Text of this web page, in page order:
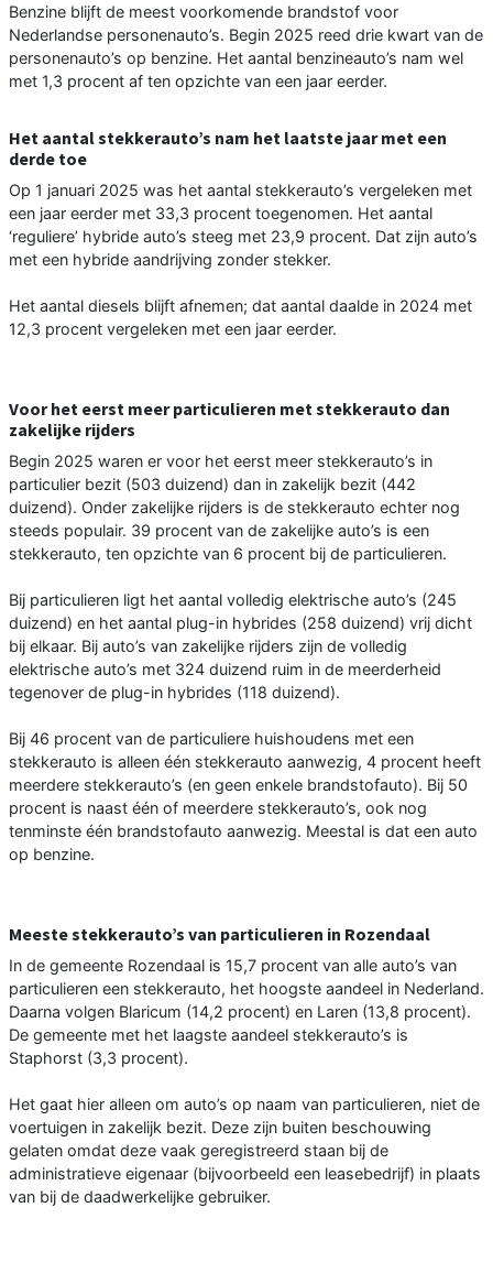
Benzine blijft de meest voorkomende brandstof voor
Nederlandse personenauto’s. Begin 2025 reed drie kwart van de
personenauto’s op benzine. Het aantal benzineauto’s nam wel
met 1,3 procent af ten opzichte van een jaar eerder.
Het aantal stekkerauto’s nam het laatste jaar met een
derde toe
Op 1 januari 2025 was het aantal stekkerauto’s vergeleken met
een jaar eerder met 33,3 procent toegenomen. Het aantal
‘reguliere’ hybride auto’s steeg met 23,9 procent. Dat zijn auto’s
met een hybride aandrijving zonder stekker.
Het aantal diesels blijft afnemen; dat aantal daalde in 2024 met
12,3 procent vergeleken met een jaar eerder.
Voor het eerst meer particulieren met stekkerauto dan
zakelijke rijders
Begin 2025 waren er voor het eerst meer stekkerauto’s in
particulier bezit (503 duizend) dan in zakelijk bezit (442
duizend). Onder zakelijke rijders is de stekkerauto echter nog
steeds populair. 39 procent van de zakelijke auto’s is een
stekkerauto, ten opzichte van 6 procent bij de particulieren.
Bij particulieren ligt het aantal volledig elektrische auto’s (245
duizend) en het aantal plug-in hybrides (258 duizend) vrij dicht
bij elkaar. Bij auto’s van zakelijke rijders zijn de volledig
elektrische auto’s met 324 duizend ruim in de meerderheid
tegenover de plug-in hybrides (118 duizend).
Bij 46 procent van de particuliere huishoudens met een
stekkerauto is alleen één stekkerauto aanwezig, 4 procent heeft
meerdere stekkerauto’s (en geen enkele brandstofauto). Bij 50
procent is naast één of meerdere stekkerauto’s, ook nog
tenminste één brandstofauto aanwezig. Meestal is dat een auto
op benzine.
Meeste stekkerauto’s van particulieren in Rozendaal
In de gemeente Rozendaal is 15,7 procent van alle auto’s van
particulieren een stekkerauto, het hoogste aandeel in Nederland.
Daarna volgen Blaricum (14,2 procent) en Laren (13,8 procent).
De gemeente met het laagste aandeel stekkerauto’s is
Staphorst (3,3 procent).
Het gaat hier alleen om auto’s op naam van particulieren, niet de
voertuigen in zakelijk bezit. Deze zijn buiten beschouwing
gelaten omdat deze vaak geregistreerd staan bij de
administratieve eigenaar (bijvoorbeeld een leasebedrijf) in plaats
van bij de daadwerkelijke gebruiker.